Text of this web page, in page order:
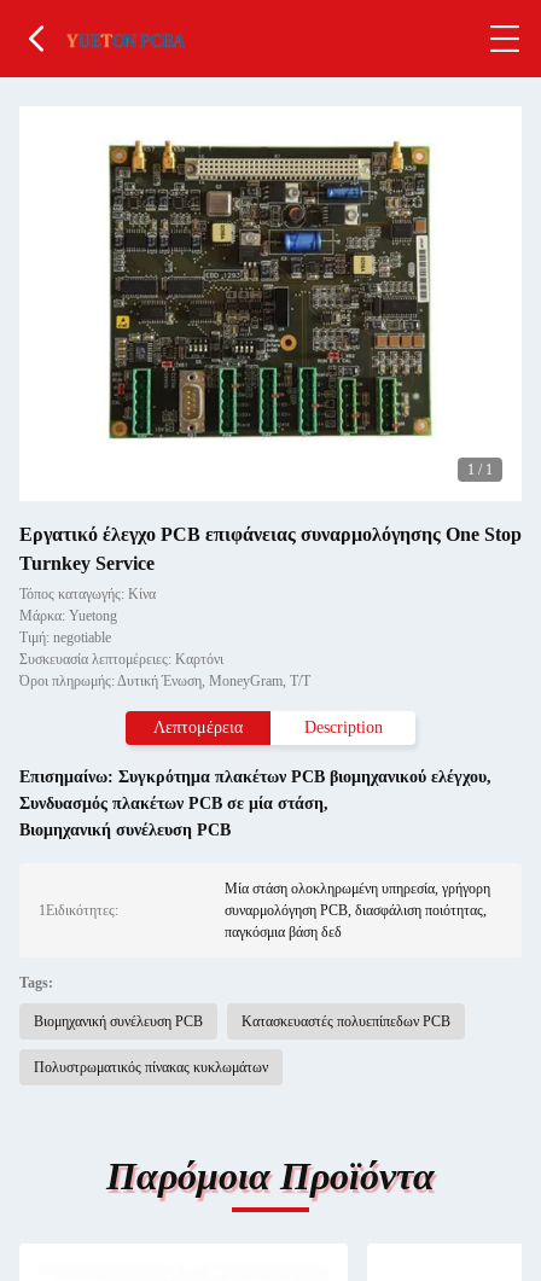
1 / 1
Εργατικό έλεγχο PCB επιφάνειας συναρμολόγησης One Stop
Turnkey Service
Τόπος καταγωγής: Κίνα
Μάρκα: Yuetong
Τιμή: negotiable
Συσκευασία λεπτομέρειες: Καρτόνι
Όροι πληρωμής: Δυτική Ένωση, MoneyGram, T/T
Λεπτομέρεια Description
Επισημαίνω: Συγκρότημα πλακέτων PCB βιομηχανικού ελέγχου,
Συνδυασμός πλακέτων PCB σε μία στάση,
Βιομηχανική συνέλευση PCB
1Ειδικότητες:
Μία στάση ολοκληρωμένη υπηρεσία, γρήγορη
συναρμολόγηση PCB, διασφάλιση ποιότητας,
παγκόσμια βάση δεδ
Tags:
Βιομηχανική συνέλευση PCB Κατασκευαστές πολυεπίπεδων PCB
Πολυστρωματικός πίνακας κυκλωμάτων
Παρόμοια Προϊόντα